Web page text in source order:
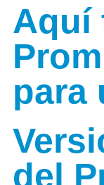
Aquí
para
del